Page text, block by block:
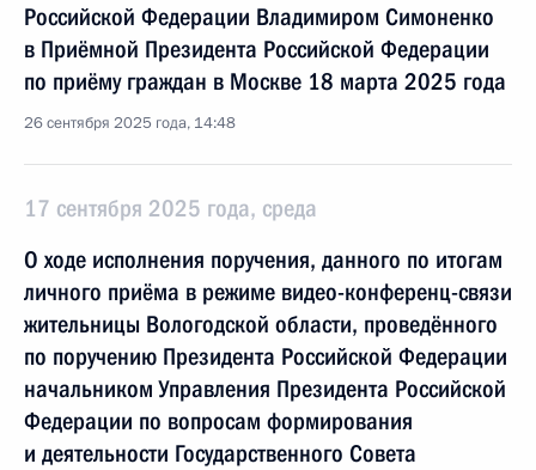
Российской Федерации Владимиром Симоненко
в Приёмной Президента Российской Федерации
по приёму граждан в Москве 18 марта 2025 года
26 сентября 2025 года, 14:48
17 сентября 2025 года, среда
О ходе исполнения поручения, данного по итогам
личного приёма в режиме видео-конференц-связи
жительницы Вологодской области, проведённого
по поручению Президента Российской Федерации
начальником Управления Президента Российской
Федерации по вопросам формирования
и деятельности Государственного Совета